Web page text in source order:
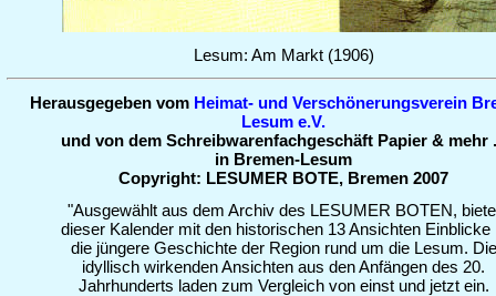
Lesum: Am Markt (1906)
Herausgegeben vom Heimat- und Verschönerungsverein
Lesum e.V.
und von dem Schreibwarenfachgeschäft Papier & mehr
in Bremen-Lesum
Copyright: LESUMER BOTE, Bremen 2007
"Ausgewählt aus dem Archiv des LESUMER BOTEN,
dieser Kalender mit den historischen 13 Ansichten Einblicke
die jüngere Geschichte der Region rund um die Lesum. Die
idyllisch wirkenden Ansichten aus den Anfängen des 20.
Jahrhunderts laden zum Vergleich von einst und jetzt ein.